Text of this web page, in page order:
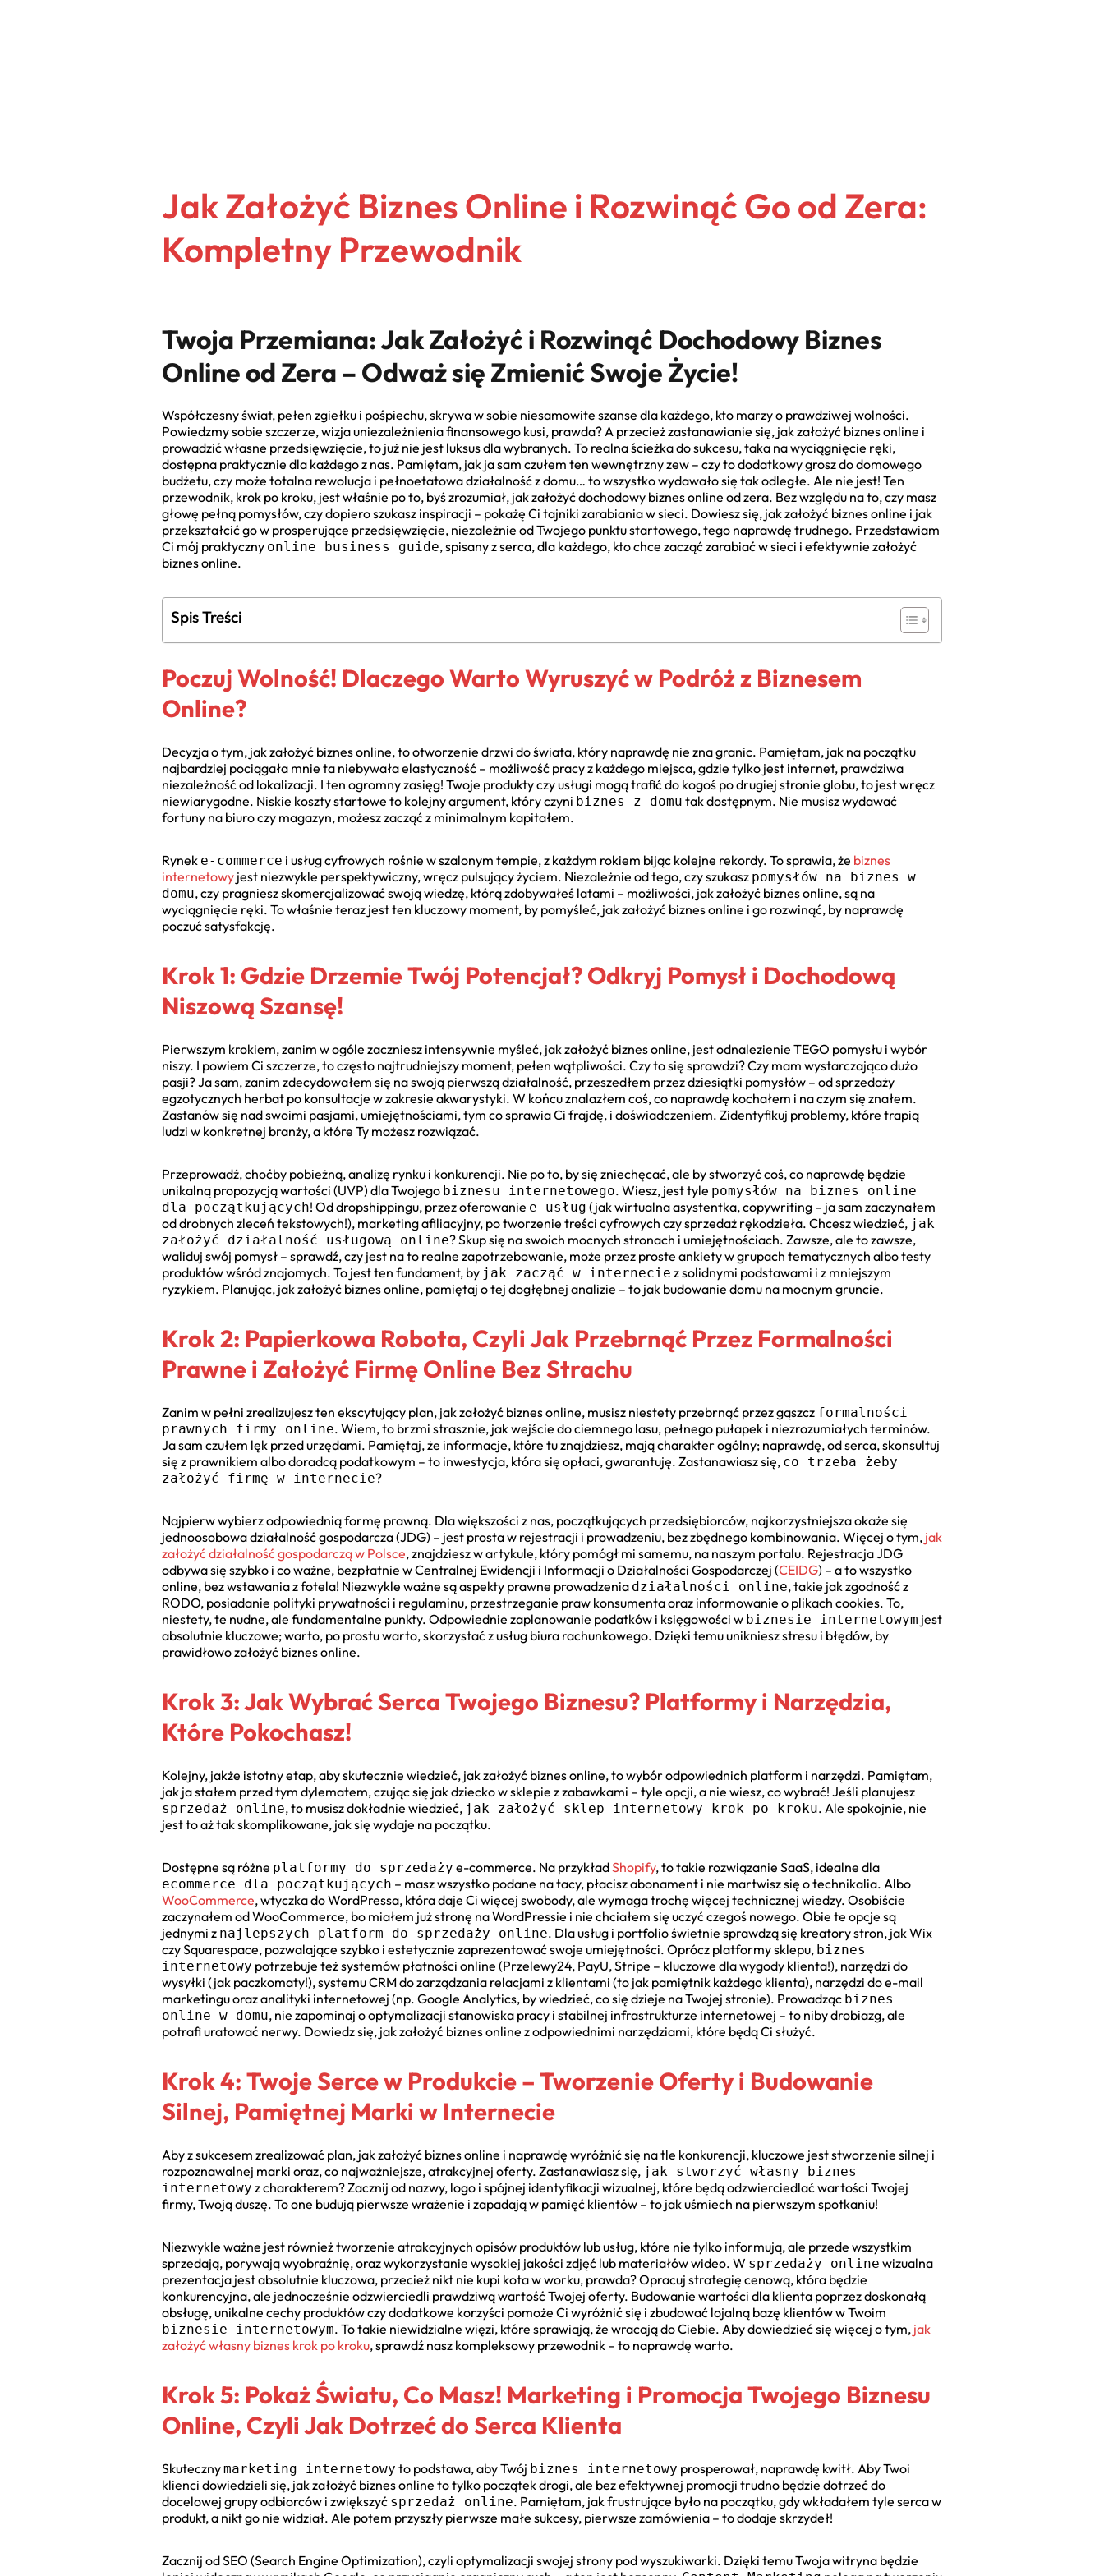
Jak Założyć Biznes Online i Rozwinąć Go od Zera:
Kompletny Przewodnik
Twoja Przemiana: Jak Założyć i Rozwinąć Dochodowy Biznes
Online od Zera – Odważ się Zmienić Swoje Życie!
Współczesny świat, pełen zgiełku i pośpiechu, skrywa w sobie niesamowite szanse dla każdego, kto marzy o prawdziwej wolności.
Powiedzmy sobie szczerze, wizja uniezależnienia finansowego kusi, prawda? A przecież zastanawianie się, jak założyć biznes online i
prowadzić własne przedsięwzięcie, to już nie jest luksus dla wybranych. To realna ścieżka do sukcesu, taka na wyciągnięcie ręki,
dostępna praktycznie dla każdego z nas. Pamiętam, jak ja sam czułem ten wewnętrzny zew – czy to dodatkowy grosz do domowego
budżetu, czy może totalna rewolucja i pełnoetatowa działalność z domu… to wszystko wydawało się tak odległe. Ale nie jest! Ten
przewodnik, krok po kroku, jest właśnie po to, byś zrozumiał, jak założyć dochodowy biznes online od zera. Bez względu na to, czy masz
głowę pełną pomysłów, czy dopiero szukasz inspiracji – pokażę Ci tajniki zarabiania w sieci. Dowiesz się, jak założyć biznes online i jak
przekształcić go w prosperujące przedsięwzięcie, niezależnie od Twojego punktu startowego, tego naprawdę trudnego. Przedstawiam
Ci mój praktyczny online business guide, spisany z serca, dla każdego, kto chce zacząć zarabiać w sieci i efektywnie założyć
biznes online.
Spis Treści
Poczuj Wolność! Dlaczego Warto Wyruszyć w Podróż z Biznesem
Online?
Decyzja o tym, jak założyć biznes online, to otworzenie drzwi do świata, który naprawdę nie zna granic. Pamiętam, jak na początku
najbardziej pociągała mnie ta niebywała elastyczność – możliwość pracy z każdego miejsca, gdzie tylko jest internet, prawdziwa
niezależność od lokalizacji. I ten ogromny zasięg! Twoje produkty czy usługi mogą trafić do kogoś po drugiej stronie globu, to jest wręcz
niewiarygodne. Niskie koszty startowe to kolejny argument, który czyni biznes z domu tak dostępnym. Nie musisz wydawać
fortuny na biuro czy magazyn, możesz zacząć z minimalnym kapitałem.
Rynek e-commerce i usług cyfrowych rośnie w szalonym tempie, z każdym rokiem bijąc kolejne rekordy. To sprawia, że biznes
internetowy jest niezwykle perspektywiczny, wręcz pulsujący życiem. Niezależnie od tego, czy szukasz pomysłów na biznes w
domu, czy pragniesz skomercjalizować swoją wiedzę, którą zdobywałeś latami – możliwości, jak założyć biznes online, są na
wyciągnięcie ręki. To właśnie teraz jest ten kluczowy moment, by pomyśleć, jak założyć biznes online i go rozwinąć, by naprawdę
poczuć satysfakcję.
Krok 1: Gdzie Drzemie Twój Potencjał? Odkryj Pomysł i Dochodową
Niszową Szansę!
Pierwszym krokiem, zanim w ogóle zaczniesz intensywnie myśleć, jak założyć biznes online, jest odnalezienie TEGO pomysłu i wybór
niszy. I powiem Ci szczerze, to często najtrudniejszy moment, pełen wątpliwości. Czy to się sprawdzi? Czy mam wystarczająco dużo
pasji? Ja sam, zanim zdecydowałem się na swoją pierwszą działalność, przeszedłem przez dziesiątki pomysłów – od sprzedaży
egzotycznych herbat po konsultacje w zakresie akwarystyki. W końcu znalazłem coś, co naprawdę kochałem i na czym się znałem.
Zastanów się nad swoimi pasjami, umiejętnościami, tym co sprawia Ci frajdę, i doświadczeniem. Zidentyfikuj problemy, które trapią
ludzi w konkretnej branży, a które Ty możesz rozwiązać.
Przeprowadź, choćby pobieżną, analizę rynku i konkurencji. Nie po to, by się zniechęcać, ale by stworzyć coś, co naprawdę będzie
unikalną propozycją wartości (UVP) dla Twojego biznesu internetowego. Wiesz, jest tyle pomysłów na biznes online
dla początkujących! Od dropshippingu, przez oferowanie e-usług (jak wirtualna asystentka, copywriting – ja sam zaczynałem
od drobnych zleceń tekstowych!), marketing afiliacyjny, po tworzenie treści cyfrowych czy sprzedaż rękodzieła. Chcesz wiedzieć, jak
założyć działalność usługową online? Skup się na swoich mocnych stronach i umiejętnościach. Zawsze, ale to zawsze,
waliduj swój pomysł – sprawdź, czy jest na to realne zapotrzebowanie, może przez proste ankiety w grupach tematycznych albo testy
produktów wśród znajomych. To jest ten fundament, by jak zacząć w internecie z solidnymi podstawami i z mniejszym
ryzykiem. Planując, jak założyć biznes online, pamiętaj o tej dogłębnej analizie – to jak budowanie domu na mocnym gruncie.
Krok 2: Papierkowa Robota, Czyli Jak Przebrnąć Przez Formalności
Prawne i Założyć Firmę Online Bez Strachu
Zanim w pełni zrealizujesz ten ekscytujący plan, jak założyć biznes online, musisz niestety przebrnąć przez gąszcz formalności
prawnych firmy online. Wiem, to brzmi strasznie, jak wejście do ciemnego lasu, pełnego pułapek i niezrozumiałych terminów.
Ja sam czułem lęk przed urzędami. Pamiętaj, że informacje, które tu znajdziesz, mają charakter ogólny; naprawdę, od serca, skonsultuj
się z prawnikiem albo doradcą podatkowym – to inwestycja, która się opłaci, gwarantuję. Zastanawiasz się, co trzeba żeby
założyć firmę w internecie?
Najpierw wybierz odpowiednią formę prawną. Dla większości z nas, początkujących przedsiębiorców, najkorzystniejsza okaże się
jednoosobowa działalność gospodarcza (JDG) – jest prosta w rejestracji i prowadzeniu, bez zbędnego kombinowania. Więcej o tym, jak
założyć działalność gospodarczą w Polsce, znajdziesz w artykule, który pomógł mi samemu, na naszym portalu. Rejestracja JDG
odbywa się szybko i co ważne, bezpłatnie w Centralnej Ewidencji i Informacji o Działalności Gospodarczej (CEIDG) – a to wszystko
online, bez wstawania z fotela! Niezwykle ważne są aspekty prawne prowadzenia działalności online, takie jak zgodność z
RODO, posiadanie polityki prywatności i regulaminu, przestrzeganie praw konsumenta oraz informowanie o plikach cookies. To,
niestety, te nudne, ale fundamentalne punkty. Odpowiednie zaplanowanie podatków i księgowości w biznesie internetowym jest
absolutnie kluczowe; warto, po prostu warto, skorzystać z usług biura rachunkowego. Dzięki temu unikniesz stresu i błędów, by
prawidłowo założyć biznes online.
Krok 3: Jak Wybrać Serca Twojego Biznesu? Platformy i Narzędzia,
Które Pokochasz!
Kolejny, jakże istotny etap, aby skutecznie wiedzieć, jak założyć biznes online, to wybór odpowiednich platform i narzędzi. Pamiętam,
jak ja stałem przed tym dylematem, czując się jak dziecko w sklepie z zabawkami – tyle opcji, a nie wiesz, co wybrać! Jeśli planujesz
sprzedaż online, to musisz dokładnie wiedzieć, jak założyć sklep internetowy krok po kroku. Ale spokojnie, nie
jest to aż tak skomplikowane, jak się wydaje na początku.
Dostępne są różne platformy do sprzedaży e-commerce. Na przykładShopify, to takie rozwiązanie SaaS, idealne dla
ecommerce dla początkujących – masz wszystko podane na tacy, płacisz abonament i nie martwisz się o technikalia. Albo
WooCommerce, wtyczka do WordPressa, która daje Ci więcej swobody, ale wymaga trochę więcej technicznej wiedzy. Osobiście
zaczynałem od WooCommerce, bo miałem już stronę na WordPressie i nie chciałem się uczyć czegoś nowego. Obie te opcje są
jednymi z najlepszych platform do sprzedaży online. Dla usług i portfolio świetnie sprawdzą się kreatory stron, jak Wix
czy Squarespace, pozwalające szybko i estetycznie zaprezentować swoje umiejętności. Oprócz platformy sklepu, biznes
internetowy potrzebuje też systemów płatności online (Przelewy24, PayU, Stripe – kluczowe dla wygody klienta!), narzędzi do
wysyłki (jak paczkomaty!), systemu CRM do zarządzania relacjami z klientami (to jak pamiętnik każdego klienta), narzędzi do e-mail
marketingu oraz analityki internetowej (np. Google Analytics, by wiedzieć, co się dzieje na Twojej stronie). Prowadząc biznes
online w domu, nie zapominaj o optymalizacji stanowiska pracy i stabilnej infrastrukturze internetowej – to niby drobiazg, ale
potrafi uratować nerwy. Dowiedz się, jak założyć biznes online z odpowiednimi narzędziami, które będą Ci służyć.
Krok 4: Twoje Serce w Produkcie – Tworzenie Oferty i Budowanie
Silnej, Pamiętnej Marki w Internecie
Aby z sukcesem zrealizować plan, jak założyć biznes online i naprawdę wyróżnić się na tle konkurencji, kluczowe jest stworzenie silnej i
rozpoznawalnej marki oraz, co najważniejsze, atrakcyjnej oferty. Zastanawiasz się, jak stworzyć własny biznes
internetowy z charakterem? Zacznij od nazwy, logo i spójnej identyfikacji wizualnej, które będą odzwierciedlać wartości Twojej
firmy, Twoją duszę. To one budują pierwsze wrażenie i zapadają w pamięć klientów – to jak uśmiech na pierwszym spotkaniu!
Niezwykle ważne jest również tworzenie atrakcyjnych opisów produktów lub usług, które nie tylko informują, ale przede wszystkim
sprzedają, porywają wyobraźnię, oraz wykorzystanie wysokiej jakości zdjęć lub materiałów wideo. W sprzedaży online wizualna
prezentacja jest absolutnie kluczowa, przecież nikt nie kupi kota w worku, prawda? Opracuj strategię cenową, która będzie
konkurencyjna, ale jednocześnie odzwierciedli prawdziwą wartość Twojej oferty. Budowanie wartości dla klienta poprzez doskonałą
obsługę, unikalne cechy produktów czy dodatkowe korzyści pomoże Ci wyróżnić się i zbudować lojalną bazę klientów w Twoim
biznesie internetowym. To takie niewidzialne więzi, które sprawiają, że wracają do Ciebie. Aby dowiedzieć się więcej o tym, jak
założyć własny biznes krok po kroku, sprawdź nasz kompleksowy przewodnik – to naprawdę warto.
Krok 5: Pokaż Światu, Co Masz! Marketing i Promocja Twojego Biznesu
Online, Czyli Jak Dotrzeć do Serca Klienta
Skutecznymarketing internetowy to podstawa, aby Twój biznes internetowy prosperował, naprawdę kwitł. Aby Twoi
klienci dowiedzieli się, jak założyć biznes online to tylko początek drogi, ale bez efektywnej promocji trudno będzie dotrzeć do
docelowej grupy odbiorców i zwiększyć sprzedaż online. Pamiętam, jak frustrujące było na początku, gdy wkładałem tyle serca w
produkt, a nikt go nie widział. Ale potem przyszły pierwsze małe sukcesy, pierwsze zamówienia – to dodaje skrzydeł!
Zacznij od SEO (Search Engine Optimization), czyli optymalizacji swojej strony pod wyszukiwarki. Dzięki temu Twoja witryna będzie